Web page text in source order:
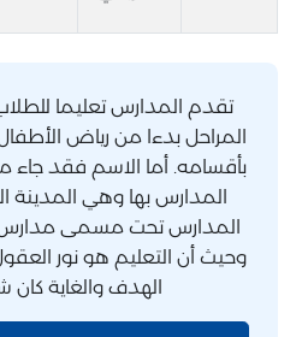
تقدم المدارس تعليما
المراحل بدءا من رياض
بأقسامه. أما الاسم فقد جاء
المدارس بها وهي المدينة
المدارس تحت مسمى مدارس
وحيث أن التعليم هو نور
الهدف والغاية كان